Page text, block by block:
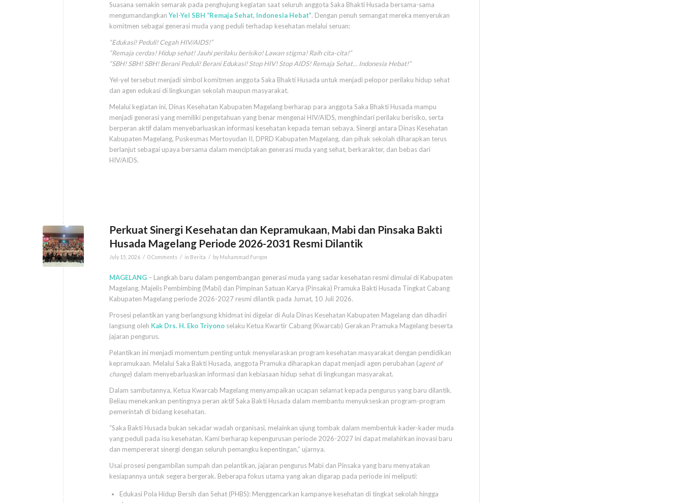
Suasana semakin semarak pada penghujung kegiatan saat seluruh anggota Saka Bhakti Husada bersama-sama
mengumandangkanYel-Yel SBH “Remaja Sehat, Indonesia Hebat”. Dengan penuh semangat mereka menyerukan
komitmen sebagai generasi muda yang peduli terhadap kesehatan melalui seruan:
“Edukasi! Peduli! Cegah HIV/AIDS!”
“Remaja cerdas! Hidup sehat! Jauhi perilaku berisiko! Lawan stigma! Raih cita-cita!”
“SBH! SBH! SBH! Berani Peduli! Berani Edukasi! Stop HIV! Stop AIDS! Remaja Sehat… Indonesia Hebat!”
Yel-yel tersebut menjadi simbol komitmen anggota Saka Bhakti Husada untuk menjadi pelopor perilaku hidup sehat
dan agen edukasi di lingkungan sekolah maupun masyarakat.
Melalui kegiatan ini, Dinas Kesehatan Kabupaten Magelang berharap para anggota Saka Bhakti Husada mampu
menjadi generasi yang memiliki pengetahuan yang benar mengenai HIV/AIDS, menghindari perilaku berisiko, serta
berperan aktif dalam menyebarluaskan informasi kesehatan kepada teman sebaya. Sinergi antara Dinas Kesehatan
Kabupaten Magelang, Puskesmas Mertoyudan II, DPRD Kabupaten Magelang, dan pihak sekolah diharapkan terus
berlanjut sebagai upaya bersama dalam menciptakan generasi muda yang sehat, berkarakter, dan bebas dari
HIV/AIDS.
Perkuat Sinergi Kesehatan dan Kepramukaan, Mabi dan Pinsaka Bakti
Husada Magelang Periode 2026-2031 Resmi Dilantik
July 15, 2026 / 0 Comments / in Berita / by Muhammad Furqon
MAGELANG– Langkah baru dalam pengembangan generasi muda yang sadar kesehatan resmi dimulai di Kabupaten
Magelang. Majelis Pembimbing (Mabi) dan Pimpinan Satuan Karya (Pinsaka) Pramuka Bakti Husada Tingkat Cabang
Kabupaten Magelang periode 2026-2027 resmi dilantik pada Jumat, 10 Juli 2026.
Prosesi pelantikan yang berlangsung khidmat ini digelar di Aula Dinas Kesehatan Kabupaten Magelang dan dihadiri
langsung oleh Kak Drs. H. Eko Triyonoselaku Ketua Kwartir Cabang (Kwarcab) Gerakan Pramuka Magelang beserta
jajaran pengurus.
Pelantikan ini menjadi momentum penting untuk menyelaraskan program kesehatan masyarakat dengan pendidikan
kepramukaan. Melalui Saka Bakti Husada, anggota Pramuka diharapkan dapat menjadi agen perubahan (agent of
change) dalam menyebarluaskan informasi dan kebiasaan hidup sehat di lingkungan masyarakat.
Dalam sambutannya, Ketua Kwarcab Magelang menyampaikan ucapan selamat kepada pengurus yang baru dilantik.
Beliau menekankan pentingnya peran aktif Saka Bakti Husada dalam membantu menyukseskan program-program
pemerintah di bidang kesehatan.
“Saka Bakti Husada bukan sekadar wadah organisasi, melainkan ujung tombak dalam membentuk kader-kader muda
yang peduli pada isu kesehatan. Kami berharap kepengurusan periode 2026-2027 ini dapat melahirkan inovasi baru
dan mempererat sinergi dengan seluruh pemangku kepentingan,” ujarnya.
Usai prosesi pengambilan sumpah dan pelantikan, jajaran pengurus Mabi dan Pinsaka yang baru menyatakan
kesiapannya untuk segera bergerak. Beberapa fokus utama yang akan digarap pada periode ini meliputi:
Edukasi Pola Hidup Bersih dan Sehat (PHBS): Menggencarkan kampanye kesehatan di tingkat sekolah hingga